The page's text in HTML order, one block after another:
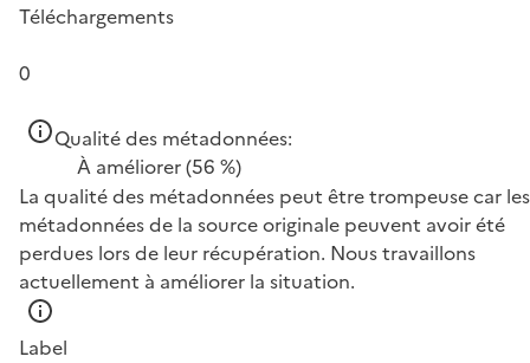
Téléchargements
0
Qualité des métadonnées:
À améliorer(56 %)
La qualité des métadonnées peut être trompeuse car les
métadonnées de la source originale peuvent avoir été
perdues lors de leur récupération. Nous travaillons
actuellement à améliorer la situation.
Label